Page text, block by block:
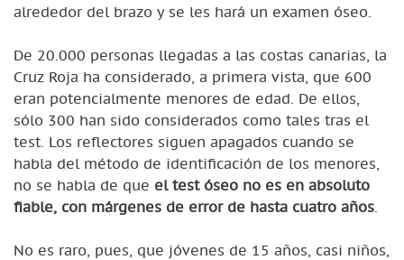
alrededor del brazo y se les hará un examen óseo.
De 20.000 personas llegadas a las costas canarias, la
Cruz Roja ha considerado, a primera vista, que 600
eran potencialmente menores de edad. De ellos,
sólo 300 han sido considerados como tales tras el
test. Los reflectores siguen apagados cuando se
habla del método de identificación de los menores,
no se habla de que el test óseo no es en absoluto
fiable, con márgenes de error de hasta cuatro años
No es raro, pues, que jóvenes de 15 años, casi niños,